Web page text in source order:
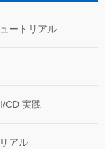
ートリアル
CD 実践
アル